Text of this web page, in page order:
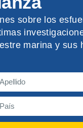
sobre los
marina y sus